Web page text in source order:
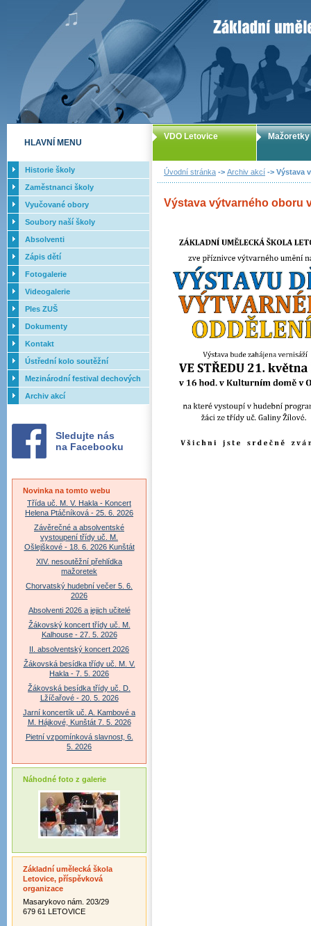
ZUŠ Letovice
Úvodní stránka -> Archiv akcí -> Výstava
Výstava výtvarného oboru
VDO Letovice Mažoretky
HLAVNÍ MENU
Historie školy
Zaměstnanci školy
Vyučované obory
Soubory naší školy
Absolventi
Zápis dětí
Fotogalerie
Videogalerie
Ples ZUŠ
Dokumenty
Kontakt
Ústřední kolo soutěžní
přehlídky dechových orchestrů
ZUŠ - 2017
Mezinárodní festival dechových
orchestrů - Letovice
Archiv akcí
Sledujte nás
na Facebooku
Novinka na tomto webu
Třída uč. M. V. Hakla - Koncert
Helena Ptáčníková - 25. 6. 2026
Závěrečné a absolventské
vystoupení třídy uč. M.
Ošlejškové - 18. 6. 2026 Kunštát
XIV. nesoutěžní přehlídka
mažoretek
Chorvatský hudební večer 5. 6.
2026
Absolventi 2026 a jejich učitelé
Žákovský koncert třídy uč. M.
Kalhouse - 27. 5. 2026
II. absolventský koncert 2026
Žákovská besídka třídy uč. M. V.
Hakla - 7. 5. 2026
Žákovská besídka třídy uč. D.
Lžíčařové - 20. 5. 2026
Jarní koncertík uč. A. Kambové a
M. Hájkové, Kunštát 7. 5. 2026
Pietní vzpomínková slavnost, 6.
5. 2026
Náhodné foto z galerie
Základní umělecká škola
Letovice, příspěvková
organizace
Masarykovo nám. 203/29
679 61 LETOVICE